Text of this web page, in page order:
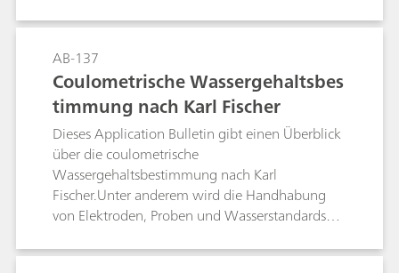
Parameter entsprechen der Norm ASTM E203.
AB-137
Coulometrische Wassergehaltsbes
timmung nach Karl Fischer
Dieses Application Bulletin gibt einen Überblick
über die coulometrische
Wassergehaltsbestimmung nach Karl
Fischer.Unter anderem wird die Handhabung
von Elektroden, Proben und Wasserstandards
Parameter entsprechen der Norm ASTM E1064.